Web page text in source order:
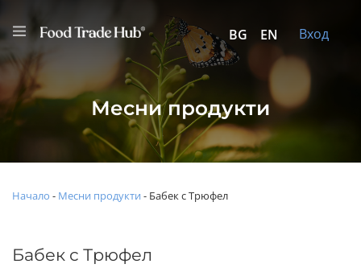
BG EN Вход
Месни продукти
Начало - Месни продукти - Бабек с Трюфел
Бабек с Трюфел